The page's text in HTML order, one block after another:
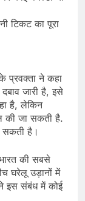
टिकट का पूरा
प्रवक्ता ने कहा
जारी है, इसे
है, लेकिन
की जा सकती है.
सकती है।
भारत की सबसे
घरेलू उड़ानों में
इस संबंध में कोई